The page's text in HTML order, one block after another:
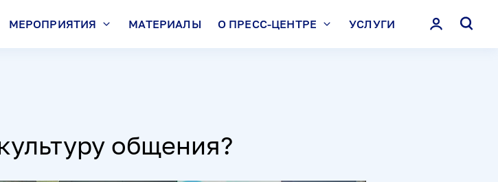
МЕРОПРИЯТИЯ МАТЕРИАЛЫ О ПРЕСС-ЦЕНТРЕ УСЛУГИ
общения?